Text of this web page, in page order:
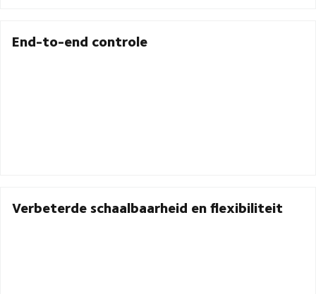
End-to-end controle
Verbeterde schaalbaarheid en flexibiliteit